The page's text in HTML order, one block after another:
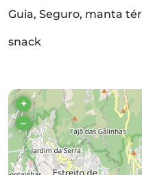
Guia, Seguro, manta
snack
+
–